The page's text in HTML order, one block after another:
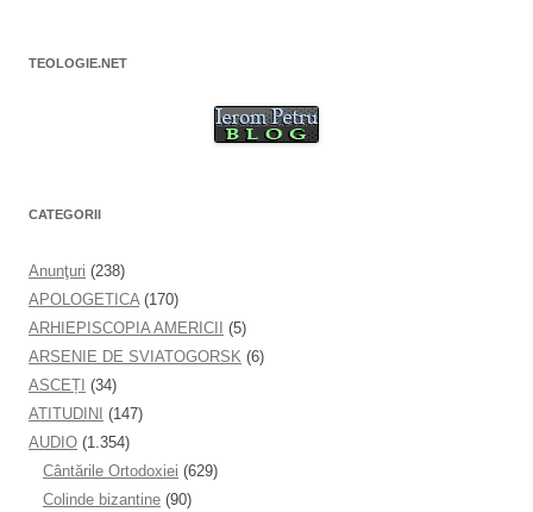
TEOLOGIE.NET
CATEGORII
Anunţuri (238)
APOLOGETICA (170)
ARHIEPISCOPIA AMERICII
(5)
ARSENIE DE SVIATOGORSK (6)
ASCEȚI (34)
ATITUDINI
(147)
AUDIO (1.354)
Cântările Ortodoxiei (629)
Colinde bizantine (90)